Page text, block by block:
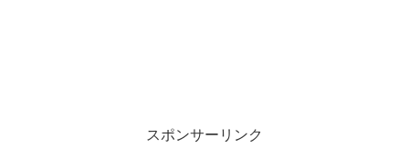
スポンサーリンク